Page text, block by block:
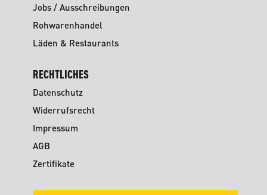
Jobs / Ausschreibungen
Rohwarenhandel
Läden & Restaurants
RECHTLICHES
Datenschutz
Widerrufsrecht
Impressum
AGB
Zertifikate